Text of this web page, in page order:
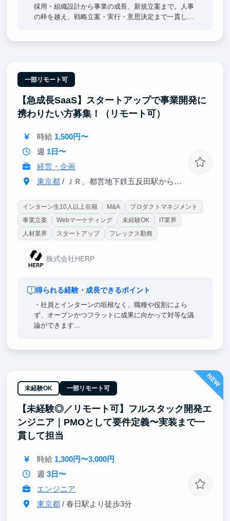
採用・組織設計から事業の成長、新規立案まで。人事
の枠を越え、戦略立案・実行・意思決定まで一貫して
じつつ直接吸収できます。日々のフィードバックを通
じ、どこでも通用する「解像度の高い思考力」を身に
沁み込ませます。
【東大早慶8割】
来るだけで視座が高まる刺激を受けることができま
す。過去、インターン生は戦略コンサル・外銀・総合
一部リモート可
【急成長SaaS】スタートアップで事業開発に
携わりたい方募集！（リモート可）
時給 1,500円〜
週 1日〜
経営・企画
東京都/ ＪＲ、都営地下鉄五反田駅から徒歩1分
インターン生10人以上在籍 M&A
プロダクトマネジメント
事業立案
Webマーケティング 未経験OK
IT業界
人材業界
スタートアップ フレックス勤務
株式会社HERP
得られる経験・成長できるポイント
・社員とインターンの垣根なく、職種や役割によら
ず、オープンかつフラットに成果に向かって対等な議
論ができます
NEW
未経験OK 一部リモート可
【未経験◎／リモート可】フルスタック開発エ
ンジニア｜PMOとして要件定義〜実装まで一
貫して担当
時給 1,300円〜3,000円
週 3日〜
エンジニア
東京都/ 春日駅より徒歩3分